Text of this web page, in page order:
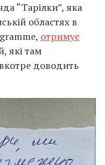
“Тарілки”, яка
областях в
отримує
які там
доводить